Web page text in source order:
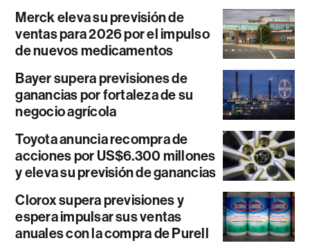
Merck eleva su previsión de
ventas para 2026 por el impulso
de nuevos medicamentos
Bayer supera previsiones de
ganancias por fortaleza de su
negocio agrícola
Toyota anuncia recompra de
acciones por US$6.300 millones
y eleva su previsión de ganancias
Clorox supera previsiones y
espera impulsar sus ventas
anuales con la compra de Purell